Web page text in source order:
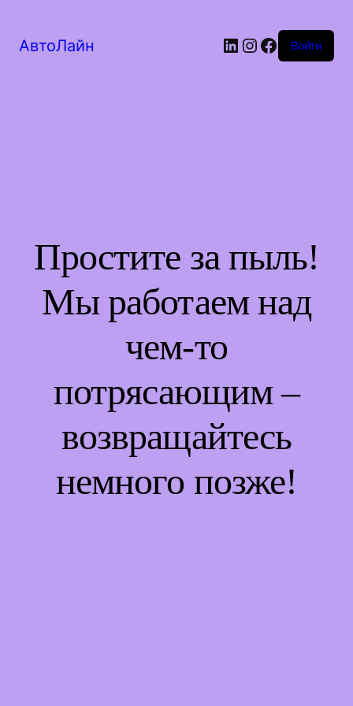
АвтоЛайн LinkedIn
Instagram
Facebook
Войти
Простите за пыль!
Мы работаем над
чем-то
потрясающим –
возвращайтесь
немного позже!